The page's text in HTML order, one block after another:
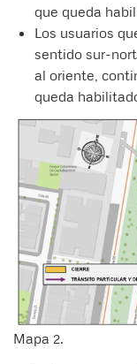
que queda
Los usuarios
sentido sur-
al oriente,
queda
Mapa 2.